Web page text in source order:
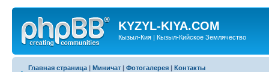
KYZYL-KIYA.COM
Кызыл-Кия | Кызыл-Кийское Землячество
Главная страница | Миничат | Фотогалерея | Контакты